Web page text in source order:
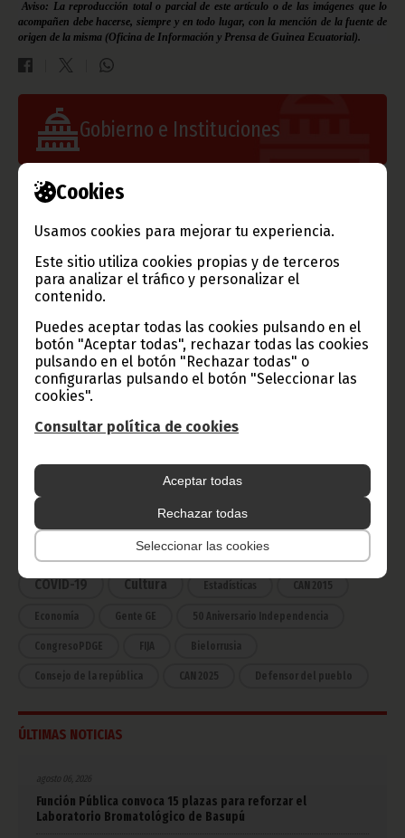
Cookies
Usamos cookies para mejorar tu experiencia.
Este sitio utiliza cookies propias y de terceros
para analizar el tráfico y personalizar el
contenido.
Puedes aceptar todas las cookies pulsando en el
botón "Aceptar todas", rechazar todas las cookies
pulsando en el botón "Rechazar todas" o
configurarlas pulsando el botón "Seleccionar las
cookies".
Consultar política de cookies
Aceptar todas
Rechazar todas
Seleccionar las cookies
Aviso: La reproducción total o parcial de este artículo o de las imágenes que lo
acompañen debe hacerse, siempre y en todo lugar, con la mención de la fuente de
origen de la misma (Oficina de Información y Prensa de Guinea Ecuatorial).
Gobierno e Instituciones
Información de Guinea Ecuatorial
TVGE
Radio Nacional de Guinea
Ecuatorial
CATEGORÍAS
Noticias Gobierno
Presidencia
Deportes Vicepresidencia
COVID-19 Cultura Estadísticas CAN 2015
Economía Gente GE 50 Aniversario Independencia
CongresoPDGE FIJA Bielorrusia
Consejo de la república CAN 2025 Defensor del pueblo
ÚLTIMAS NOTICIAS
agosto 06, 2026
Función Pública convoca 15 plazas para reforzar el
Laboratorio Bromatológico de Basupú